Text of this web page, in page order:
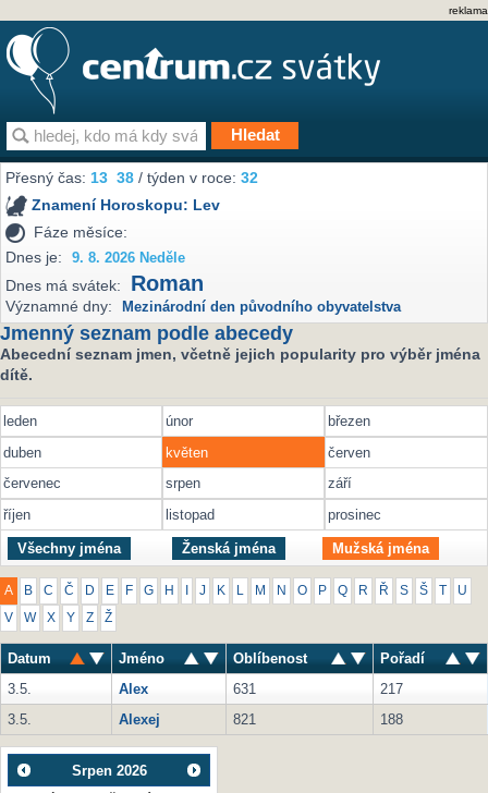
reklama
Přesný čas:13 38 / týden v roce:32
Znamení Horoskopu: Lev
Fáze měsíce:
Dnes je:
9. 8. 2026 Neděle
Dnes má svátek: Roman
Významné dny: Mezinárodní den původního obyvatelstva
Jmenný seznam podle abecedy
Abecední seznam jmen, včetně jejich popularity pro výběr jména
dítě.
leden únor
březen
duben
květen
červen
červenec
srpen
září
říjen
listopad prosinec
Všechny jména Ženská jména Mužská jména
A B C Č D E F G H J K M N O P Q R Ř S Š U
V W X Y Z Ž
Datum Jméno Oblíbenost
Pořadí
3.5.
Alex 631
217
3.5.
Alexej 821 188
Srpen 2026